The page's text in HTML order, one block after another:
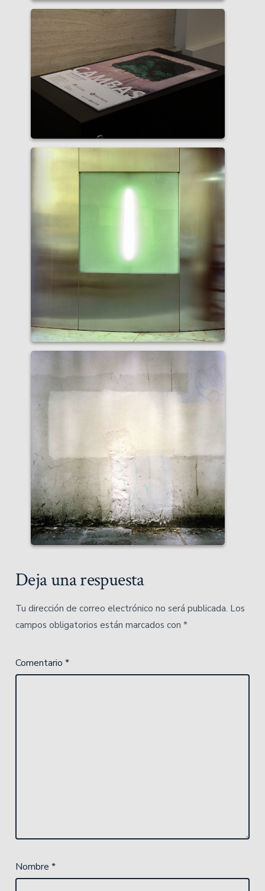
Deja una respuesta
Tu dirección de correo electrónico no será publicada. Los
campos obligatorios están marcados con *
Comentario *
Nombre *